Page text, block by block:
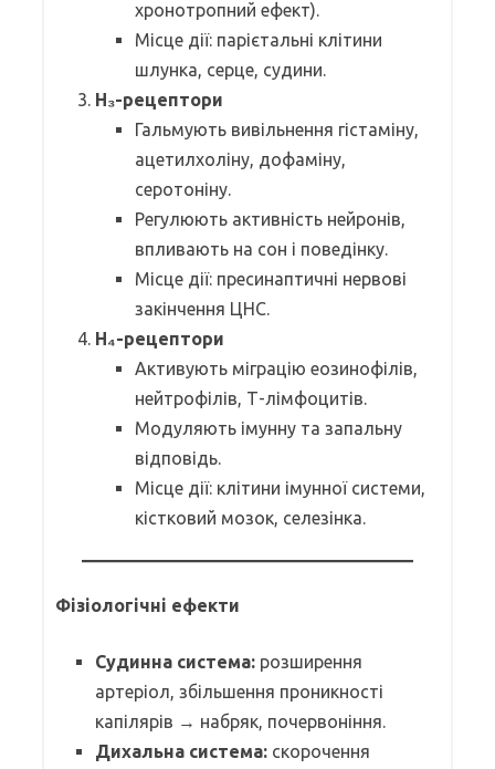
хронотропний ефект).
Місце дії: парієтальні клітини
шлунка, серце, судини.
H₃-рецептори
Гальмують вивільнення гістаміну,
ацетилхоліну, дофаміну,
серотоніну.
Регулюють активність нейронів,
впливають на сон і поведінку.
Місце дії: пресинаптичні нервові
закінчення ЦНС.
H₄-рецептори
Активують міграцію еозинофілів,
нейтрофілів, Т-лімфоцитів.
Модуляють імунну та запальну
відповідь.
Місце дії: клітини імунної системи,
кістковий мозок, селезінка.
Фізіологічні ефекти
Судинна система: розширення
артеріол, збільшення проникності
капілярів → набряк, почервоніння.
Дихальна система: скорочення